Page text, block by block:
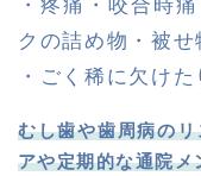
・疼痛・咬合時
クの詰め物・被せ
・ごく稀に欠け
むし歯や歯周病の
アや定期的な通院